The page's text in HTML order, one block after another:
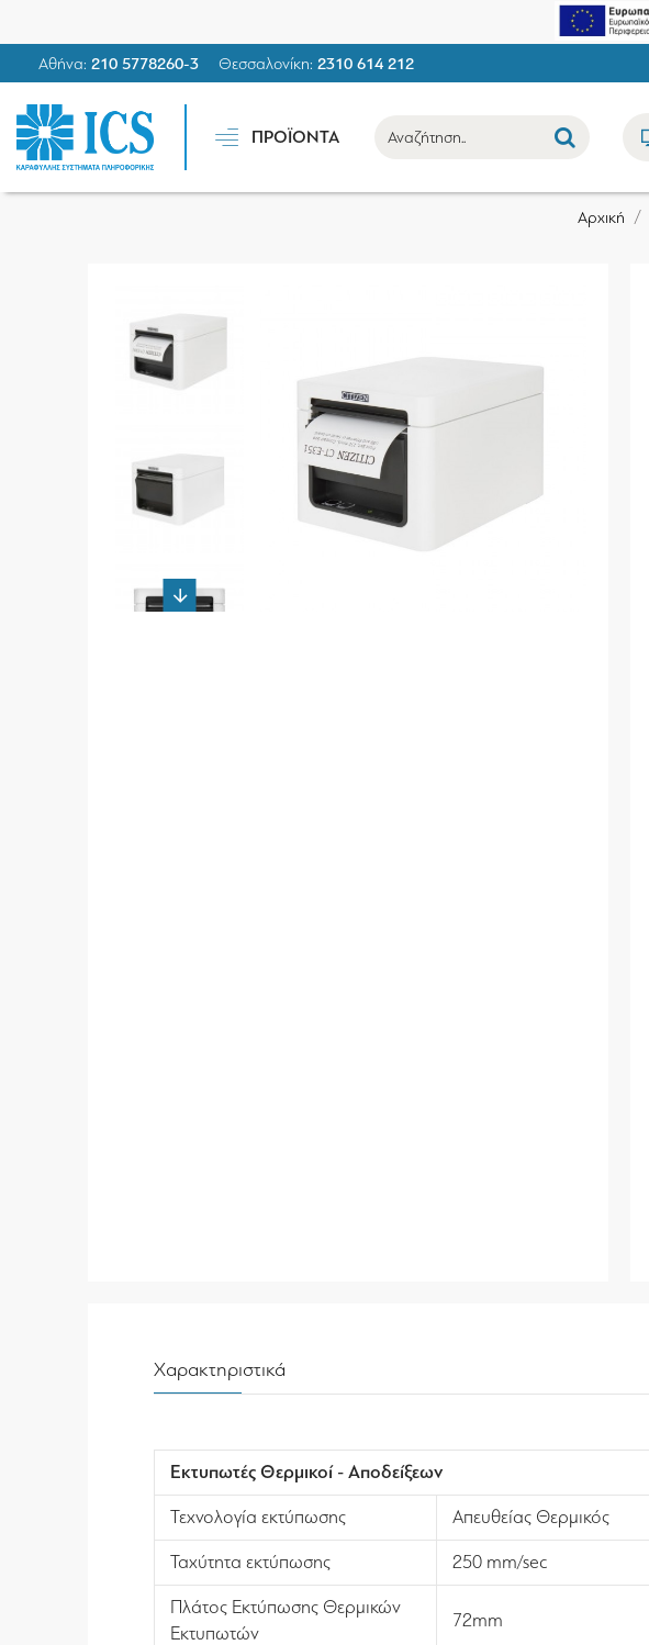
Αθήνα: 210 5778260-3 Θεσσαλονίκη: 2310 614 212
ΠΡΟΪΟΝΤΑ
Αρχική
Χαρακτηριστικά
Εκτυπωτές Θερμικοί - Αποδείξεων
Τεχνολογία εκτύπωσης Απευθείας Θερμικός
Ταχύτητα εκτύπωσης 250 mm/sec
Πλάτος Εκτύπωσης Θερμικών
Εκτυπωτών
72mm